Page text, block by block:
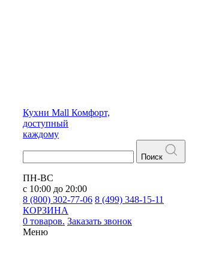
Кухни Mall Комфорт,
доступный
каждому
Поиск
ПН-ВС
с 10:00 до 20:00
8 (800) 302-77-06 8 (499) 348-15-11
КОРЗИНА
0 товаров. Заказать звонок
Меню